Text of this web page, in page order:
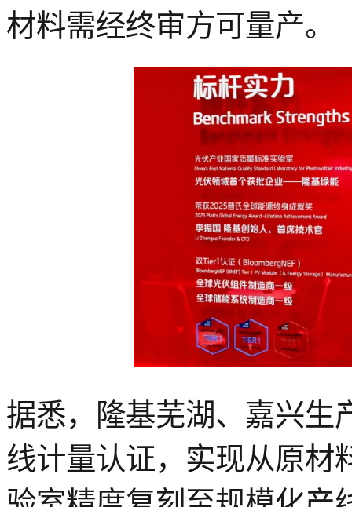
材料需经终审方可量产。
据悉，隆基芜湖、嘉兴生
线计量认证，实现从原材